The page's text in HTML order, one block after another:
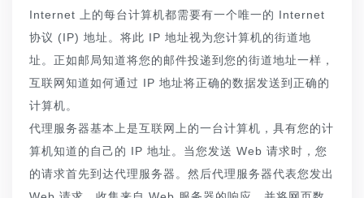
Internet 上的每台计算机都需要有一个唯一的 Internet
协议 (IP) 地址。将此 IP 地址视为您计算机的街道地
址。正如邮局知道将您的邮件投递到您的街道地址一样，
互联网知道如何通过 IP 地址将正确的数据发送到正确的
计算机。
代理服务器基本上是互联网上的一台计算机，具有您的计
算机知道的自己的 IP 地址。当您发送 Web 请求时，您
的请求首先到达代理服务器。然后代理服务器代表您发出